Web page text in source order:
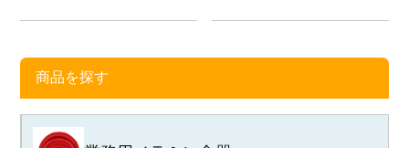
商品を探す